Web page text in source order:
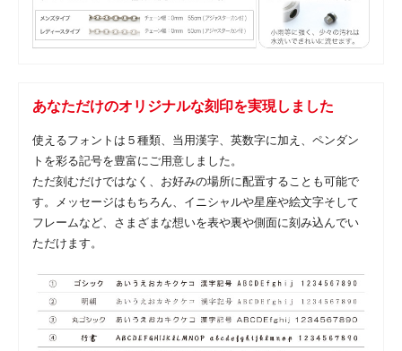
あなただけのオリジナルな刻印を実現しました
使えるフォントは５種類、当用漢字、英数字に加え、ペンダン
トを彩る記号を豊富にご用意しました。
ただ刻むだけではなく、お好みの場所に配置することも可能で
す。メッセージはもちろん、イニシャルや星座や絵文字そして
フレームなど、さまざまな想いを表や裏や側面に刻み込んでい
ただけます。